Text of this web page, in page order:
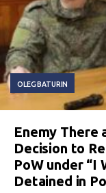
OLEG BATURIN
Enemy There
Decision to
PoW under “I
Detained in